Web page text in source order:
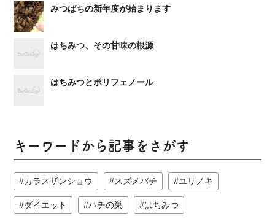
みつばちの新年度が始まります
はちみつ、その甘味の根源
はちみつとポリフェノール
キーワードから記事をさがす
カラスザンショウ スズメバチ ユリノキ
ダイエット ハチの巣 はちみつ